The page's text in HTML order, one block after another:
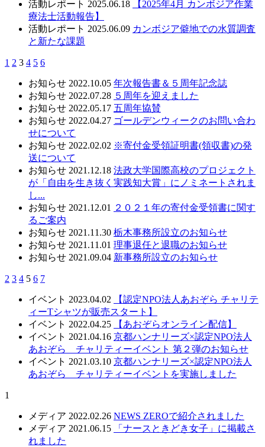
活動レポート 2025.06.18
【2025年4月 カンボジア作業
療法士活動報告】
活動レポート 2025.06.09 カンボジア僻地での水質調査
と新たな課題
1 2 3 4 5 6
お知らせ 2022.10.05 年次報告書＆５周年記念誌
お知らせ 2022.07.28 ５周年を迎えました
お知らせ 2022.05.17 五周年協賛
お知らせ 2022.04.27 ゴールデンウィークのお問い合わ
せについて
お知らせ 2022.02.02 ※寄付金受領証明書(領収書)の発
送について
お知らせ 2021.12.18 法政大学国際高校のプロジェクト
が「自由を生き抜く実践知大賞」にノミネートされま
し...
お知らせ 2021.12.01
２０２１年の寄付金受領書に関す
るご案内
お知らせ 2021.11.30 栃木事務所設立のお知らせ
お知らせ 2021.11.01 理事退任と退職のお知らせ
お知らせ 2021.09.04 新事務所設立のお知らせ
2 3 4 5 6 7
イベント 2023.04.02
【認定NPO法人あおぞら チャリテ
ィーTシャツが販売スタート】
イベント 2022.04.25
【あおぞらオンライン配信】
イベント 2021.04.16 京都ハンナリーズ×認定NPO法人
あおぞら チャリティーイベント 第２弾のお知らせ
イベント 2021.03.10 京都ハンナリーズ×認定NPO法人
あおぞら チャリティーイベントを実施しました
1
メディア 2022.02.26 NEWS ZEROで紹介されました
メディア 2021.06.15
「ナースときどき女子」に掲載さ
れました